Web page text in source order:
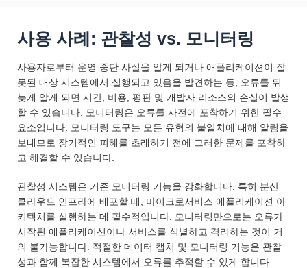
사용 사례: 관찰성 vs. 모니터링
사용자로부터 운영 중단 사실을 알게 되거나 애플리케이션이 잘
못된 대상 시스템에서 실행되고 있음을 발견하는 등, 오류를 뒤
늦게 알게 되면 시간, 비용, 평판 및 개발자 리소스의 손실이 발생
할 수 있습니다. 모니터링은 오류를 사전에 포착하기 위한 필수
요소입니다. 모니터링 도구는 모든 유형의 불일치에 대해 알림을
보내므로 장기적인 피해를 초래하기 전에 그러한 문제를 포착하
고 해결할 수 있습니다.
관찰성 시스템은 기존 모니터링 기능을 강화합니다. 특히 분산
클라우드 인프라에 배포할 때, 마이크로서비스 애플리케이션 아
키텍처를 실행하는 데 필수적입니다. 모니터링만으로는 오류가
시작된 애플리케이션이나 서비스를 식별하고 격리하는 것이 거
의 불가능합니다. 적절한 데이터 캡처 및 모니터링 기능은 관찰
성과 함께 복잡한 시스템에서 오류를 추적할 수 있게 합니다.